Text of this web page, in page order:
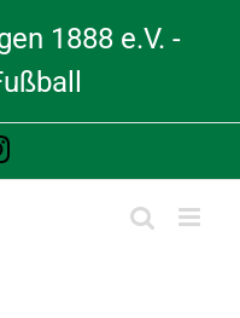
1888 e.V. -